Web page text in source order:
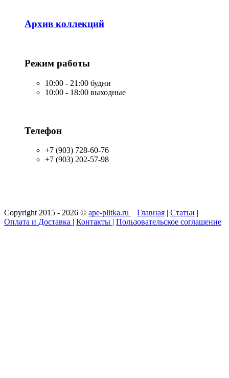
Архив коллекций
Режим работы
10:00 - 21:00 будни
10:00 - 18:00 выходные
Телефон
+7 (903) 728-60-76
+7 (903) 202-57-98
Copyright 2015 - 2026 © ape-plitka.ru Главная | Статьи |
Оплата и Доставка | Контакты | Пользовательское соглашение